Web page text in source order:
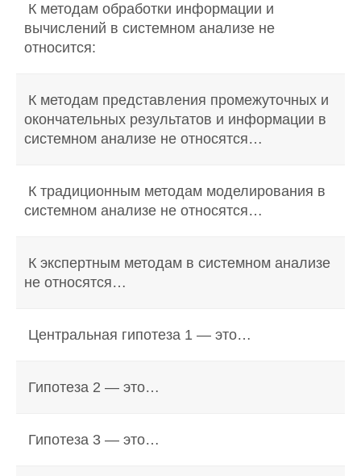
К методам обработки информации и
вычислений в системном анализе не
относится:
К методам представления промежуточных и
окончательных результатов и информации в
системном анализе не относятся…
К традиционным методам моделирования в
системном анализе не относятся…
К экспертным методам в системном анализе
не относятся…
Центральная гипотеза 1 — это…
Гипотеза 2 — это…
Гипотеза 3 — это…